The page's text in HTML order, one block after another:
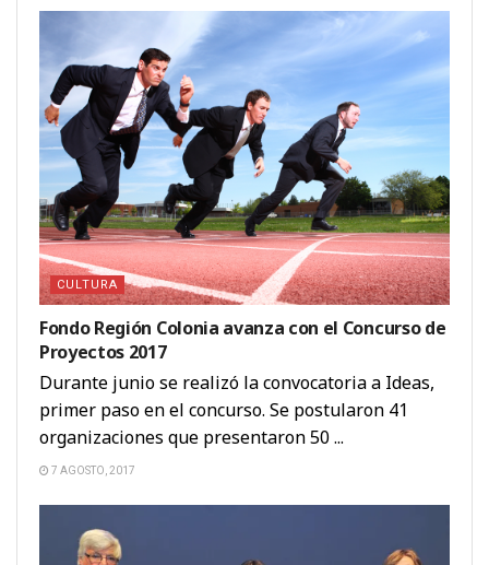
CULTURA
Fondo Región Colonia avanza con el Concurso de
Proyectos 2017
Durante junio se realizó la convocatoria a Ideas,
primer paso en el concurso. Se postularon 41
organizaciones que presentaron 50 ...
7 AGOSTO, 2017